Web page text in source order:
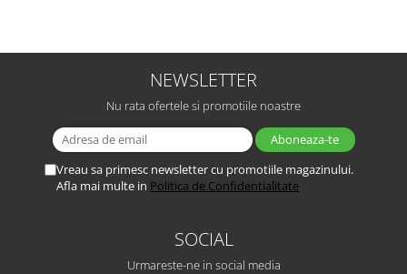
NEWSLETTER
Nu rata ofertele si promotiile noastre
Vreau sa primesc newsletter cu promotiile magazinului.
Afla mai multe in Politica de Confidentialitate
SOCIAL
Urmareste-ne in social media